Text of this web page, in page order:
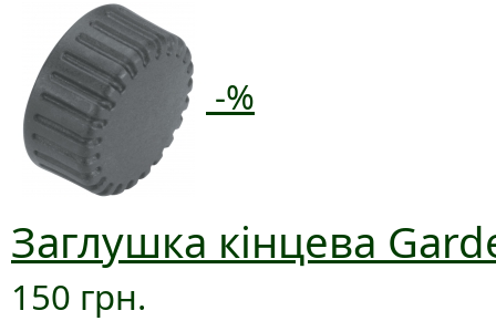
-%
Заглушка кінцева
150 грн.